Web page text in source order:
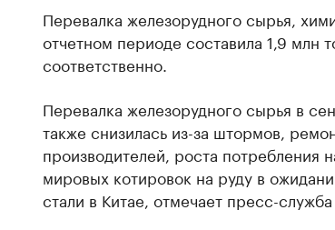
Перевалка железорудного сырья,
отчетном периоде составила 1,9 млн
соответственно.
Перевалка железорудного сырья в
также снизилась из-за штормов,
производителей, роста потребления
мировых котировок на руду в
стали в Китае, отмечает пресс-